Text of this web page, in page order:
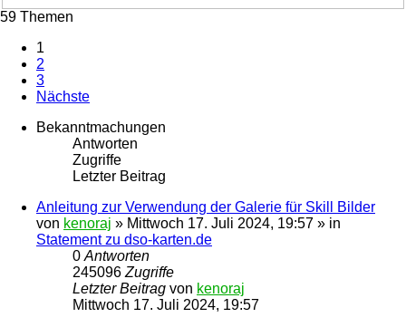
59 Themen
1
2
3
Nächste
Bekanntmachungen
Antworten
Zugriffe
Letzter Beitrag
Anleitung zur Verwendung der Galerie für Skill Bilder
von kenoraj » Mittwoch 17. Juli 2024, 19:57 » in
Statement zu dso-karten.de
0Antworten
245096Zugriffe
Letzter Beitrag von kenoraj
Mittwoch 17. Juli 2024, 19:57